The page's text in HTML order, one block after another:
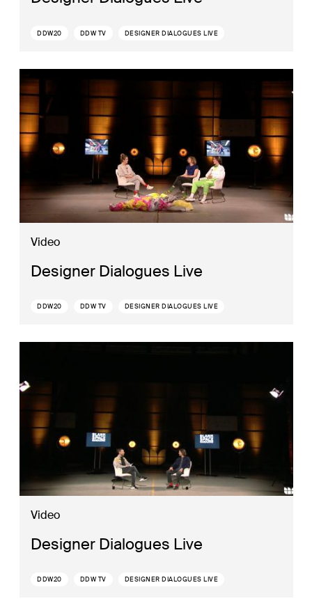
DDW20 DDW TV DESIGNER DIALOGUES LIVE
Video
Designer Dialogues Live
DDW20 DDW TV DESIGNER DIALOGUES LIVE
Video
Designer Dialogues Live
DDW20 DDW TV DESIGNER DIALOGUES LIVE